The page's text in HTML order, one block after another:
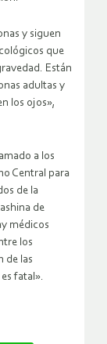
y siguen
que
Están
adultas y
los ojos»,
a los
Central para
de la
de
médicos
los
de las
fatal».